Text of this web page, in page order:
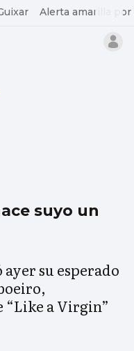
Alerta amarilla por
suyo un
su esperado
“Like a Virgin”